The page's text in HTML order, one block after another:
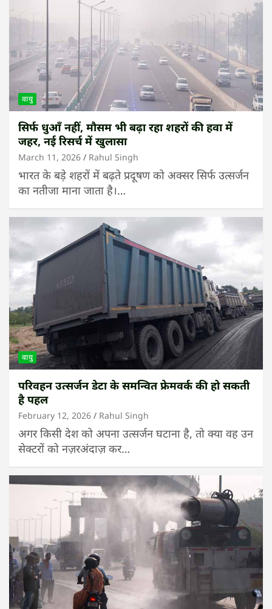
वायु
सिर्फ धुआँ नहीं, मौसम भी बढ़ा रहा शहरों की हवा में
जहर, नई रिसर्च में खुलासा
March 11, 2026 Rahul Singh
भारत के बड़े शहरों में बढ़ते प्रदूषण को अक्सर सिर्फ उत्सर्जन
का नतीजा माना जाता है।…
वायु
परिवहन उत्सर्जन डेटा के समन्वित फ्रेमवर्क की हो सकती
है पहल
February 12, 2026 Rahul Singh
अगर किसी देश को अपना उत्सर्जन घटाना है, तो क्या वह उन
सेक्टरों को नज़रअंदाज़ कर…